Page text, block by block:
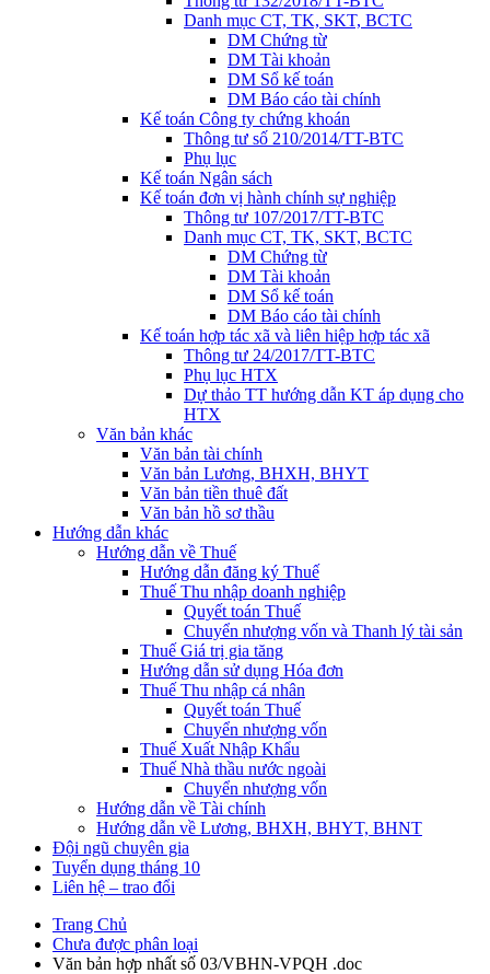
Danh mục CT, TK, SKT, BCTC
DM Chứng từ
DM Tài khoản
DM Sổ kế toán
DM Báo cáo tài chính
Kế toán Công ty chứng khoán
Thông tư số 210/2014/TT-BTC
Phụ lục
Kế toán Ngân sách
Kế toán đơn vị hành chính sự nghiệp
Thông tư 107/2017/TT-BTC
Danh mục CT, TK, SKT, BCTC
DM Chứng từ
DM Tài khoản
DM Sổ kế toán
DM Báo cáo tài chính
Kế toán hợp tác xã và liên hiệp hợp tác xã
Thông tư 24/2017/TT-BTC
Phụ lục HTX
Dự thảo TT hướng dẫn KT áp dụng cho
HTX
Văn bản khác
Văn bản tài chính
Văn bản Lương, BHXH, BHYT
Văn bản tiền thuê đất
Văn bản hồ sơ thầu
Hướng dẫn khác
Hướng dẫn về Thuế
Hướng dẫn đăng ký Thuế
Thuế Thu nhập doanh nghiệp
Quyết toán Thuế
Chuyển nhượng vốn và Thanh lý tài sản
Thuế Giá trị gia tăng
Hướng dẫn sử dụng Hóa đơn
Thuế Thu nhập cá nhân
Quyết toán Thuế
Chuyển nhượng vốn
Thuế Xuất Nhập Khẩu
Thuế Nhà thầu nước ngoài
Chuyển nhượng vốn
Hướng dẫn về Tài chính
Hướng dẫn về Lương, BHXH, BHYT, BHNT
Đội ngũ chuyên gia
Tuyển dụng tháng 10
Liên hệ – trao đổi
Trang Chủ
Chưa được phân loại
Văn bản hợp nhất số 03/VBHN-VPQH .doc